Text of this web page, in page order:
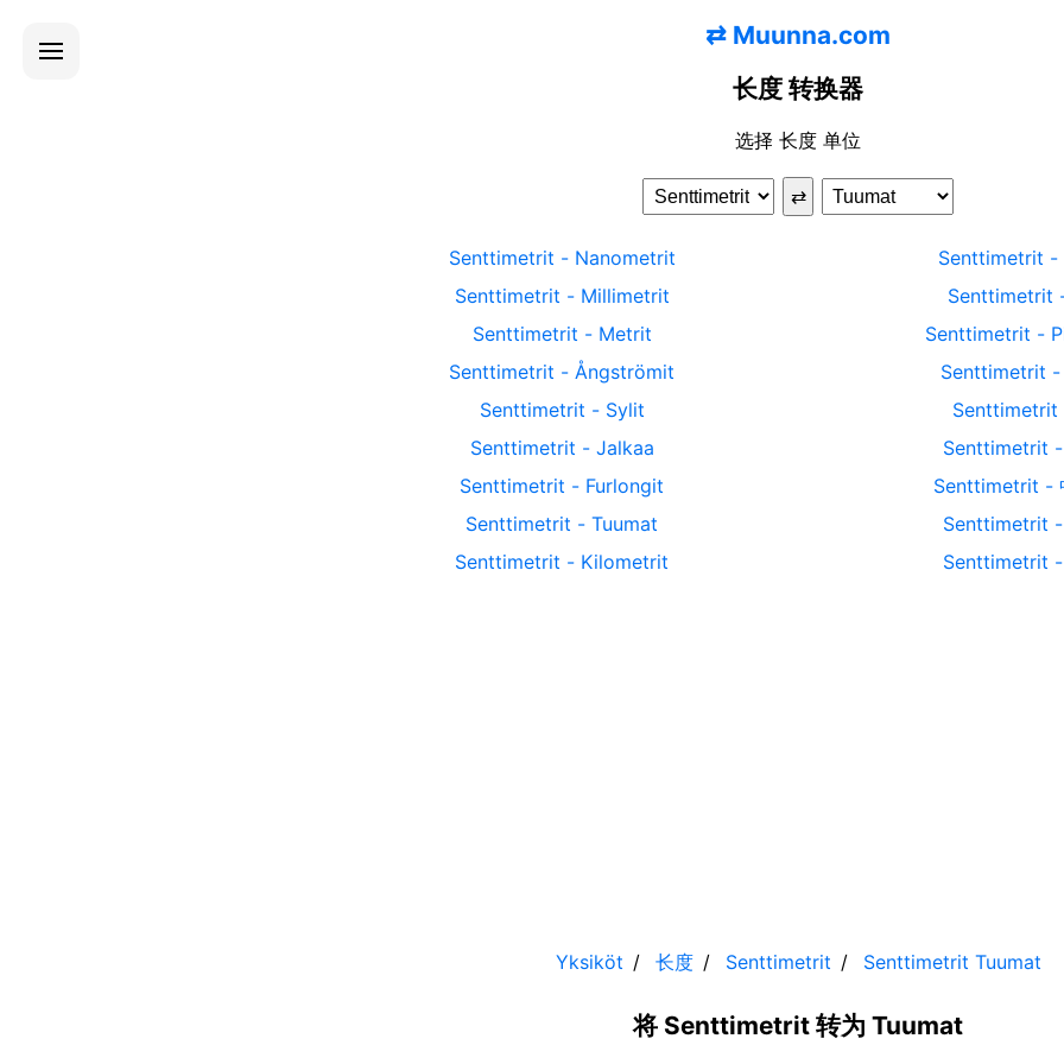
⇄ Muunna.com
长度 转换器
选择 长度 单位
⇄
Senttimetrit - Nanometrit
Senttimetrit - Millimetrit
Senttimetrit - Metrit
Senttimetrit - Ångströmit
Senttimetrit - Sylit
Senttimetrit - Jalkaa
Senttimetrit - Furlongit
Senttimetrit - Tuumat
Senttimetrit - Kilometrit
Senttimetrit -
Senttimetrit
Senttimetrit -
Senttimetrit -
Senttimetrit
Senttimetrit -
Senttimetrit -
Senttimetrit -
Senttimetrit -
Yksiköt 长度 Senttimetrit Senttimetrit Tuumat
将 Senttimetrit 转为 Tuumat